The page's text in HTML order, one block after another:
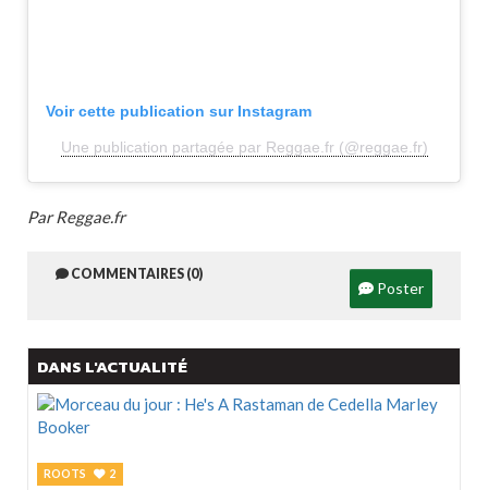
Voir cette publication sur Instagram
Une publication partagée par Reggae.fr (@reggae.fr)
Par Reggae.fr
COMMENTAIRES (0)
Poster
DANS L'ACTUALITÉ
ROOTS 2